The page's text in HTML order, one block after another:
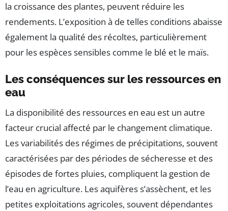
la croissance des plantes, peuvent réduire les
rendements. L’exposition à de telles conditions abaisse
également la qualité des récoltes, particulièrement
pour les espèces sensibles comme le blé et le maïs.
Les conséquences sur les ressources en
eau
La disponibilité des ressources en eau est un autre
facteur crucial affecté par le changement climatique.
Les variabilités des régimes de précipitations, souvent
caractérisées par des périodes de sécheresse et des
épisodes de fortes pluies, compliquent la gestion de
l’eau en agriculture. Les aquifères s’assèchent, et les
petites exploitations agricoles, souvent dépendantes